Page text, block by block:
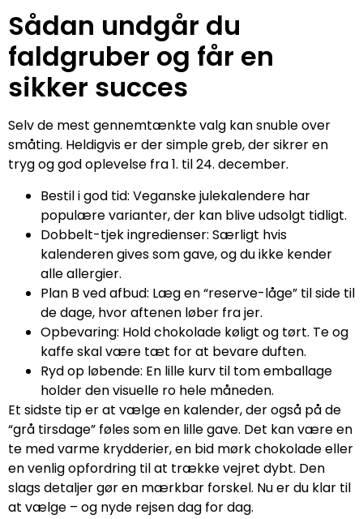
Sådan undgår du
faldgruber og får en
sikker succes
Selv de mest gennemtænkte valg kan snuble over
småting. Heldigvis er der simple greb, der sikrer en
tryg og god oplevelse fra 1. til 24. december.
Bestil i god tid: Veganske julekalendere har
populære varianter, der kan blive udsolgt tidligt.
Dobbelt-tjek ingredienser: Særligt hvis
kalenderen gives som gave, og du ikke kender
alle allergier.
Plan B ved afbud: Læg en “reserve-låge” til side til
de dage, hvor aftenen løber fra jer.
Opbevaring: Hold chokolade køligt og tørt. Te og
kaffe skal være tæt for at bevare duften.
Ryd op løbende: En lille kurv til tom emballage
holder den visuelle ro hele måneden.
Et sidste tip er at vælge en kalender, der også på de
“grå tirsdage” føles som en lille gave. Det kan være en
te med varme krydderier, en bid mørk chokolade eller
en venlig opfordring til at trække vejret dybt. Den
slags detaljer gør en mærkbar forskel. Nu er du klar til
at vælge – og nyde rejsen dag for dag.